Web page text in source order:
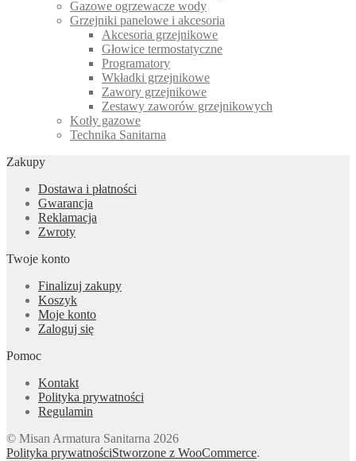
Gazowe ogrzewacze wody
Grzejniki panelowe i akcesoria
Akcesoria grzejnikowe
Głowice termostatyczne
Programatory
Wkładki grzejnikowe
Zawory grzejnikowe
Zestawy zaworów grzejnikowych
Kotły gazowe
Technika Sanitarna
Zakupy
Dostawa i płatności
Gwarancja
Reklamacja
Zwroty
Twoje konto
Finalizuj zakupy
Koszyk
Moje konto
Zaloguj się
Pomoc
Kontakt
Polityka prywatności
Regulamin
© Misan Armatura Sanitarna 2026
Polityka prywatnościStworzone z WooCommerce.